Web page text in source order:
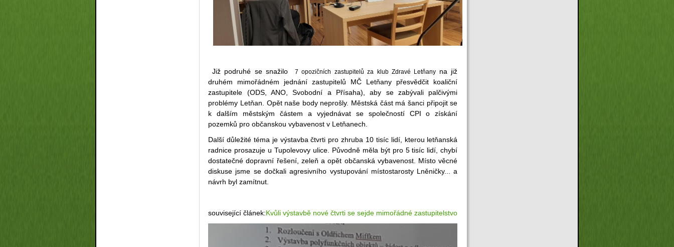
Již podruhé se snažilo 7 opozičních zastupitelů za klub Zdravé Letňany na již
druhém mimořádném jednání zastupitelů MČ Letňany přesvědčit koaliční
zastupitele (ODS, ANO, Svobodní a Přísaha), aby se zabývali palčivými
problémy Letňan. Opět naše body neprošly. Městská část má šanci připojit se
k dalším městským částem a vyjednávat se společností CPI o získání
pozemků pro občanskou vybavenost v Letňanech.
Další důležité téma je výstavba čtvrti pro zhruba 10 tisíc lidí, kterou letňanská
radnice prosazuje u Tupolevovy ulice. Původně měla být pro 5 tisíc lidí, chybí
dostatečné dopravní řešení, zeleň a opět občanská vybavenost. Místo věcné
diskuse jsme se dočkali agresivního vystupování místostarosty Lněničky... a
návrh byl zamítnut.
související článek:Kvůli výstavbě nové čtvrti se sejde mimořádné zastupitelstvo